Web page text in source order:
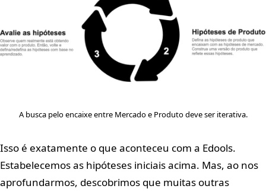
A busca pelo encaixe entre Mercado e Produto deve ser iterativa.
Isso é exatamente o que aconteceu com a Edools.
Estabelecemos as hipóteses iniciais acima. Mas, ao nos
aprofundarmos, descobrimos que muitas outras